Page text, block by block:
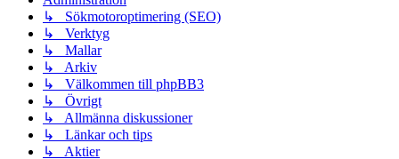
↳ Sökmotoroptimering (SEO)
↳ Verktyg
↳ Mallar
↳ Arkiv
↳ Välkommen till phpBB3
↳ Övrigt
↳ Allmänna diskussioner
↳ Länkar och tips
↳ Aktier